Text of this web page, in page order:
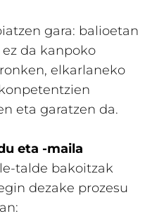
gara: balioetan
da kanpoko
elkarlaneko
eta garatzen da.
eta -maila
talde bakoitzak
dezake prozesu